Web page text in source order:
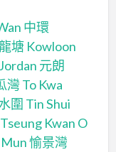
中環
塘 Kowloon
元朗
灣 To Kwa
圍 Tin Shui
Kwan O
愉景灣